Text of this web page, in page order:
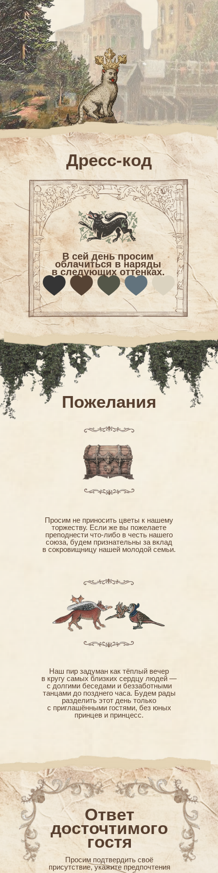
Пожелания
В сей день просим
облачиться в наряды
в следующих оттенках.
Дресс-код
Наш пир задуман как тёплый вечер
в кругу самых близких сердцу людей —
с долгими беседами и беззаботными
танцами до позднего часа. Будем рады
разделить этот день только
с приглашёнными гостями, без юных
принцев и принцесс.
Просим не приносить цветы к нашему
торжеству. Если же вы пожелаете
преподнести что-либо в честь нашего
союза, будем признательны за вклад
в сокровищницу нашей молодой семьи.
Просим подтвердить своё
присутствие, укажите предпочтения
Ответ
досточтимого
гостя